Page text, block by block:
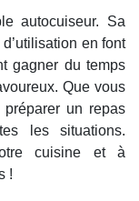
autocuiseur. Sa
en font
gagner du temps
Que vous
un repas
les situations.
cuisine et à
!